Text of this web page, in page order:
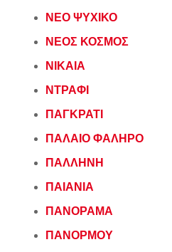
ΝΕΟ ΨΥΧΙΚΟ
ΝΕΟΣ ΚΟΣΜΟΣ
ΝΙΚΑΙΑ
ΝΤΡΑΦΙ
ΠΑΓΚΡΑΤΙ
ΠΑΛΑΙΟ ΦΑΛΗΡΟ
ΠΑΛΛΗΝΗ
ΠΑΙΑΝΙΑ
ΠΑΝΟΡΑΜΑ
ΠΑΝΟΡΜΟΥ